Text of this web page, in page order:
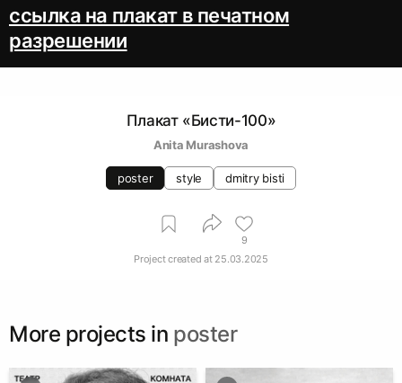
ссылка на плакат в печатном
разрешении
Плакат «Бисти-100»
Anita Murashova
poster style dmitry bisti
9
Project created at 25.03.2025
More projects in poster